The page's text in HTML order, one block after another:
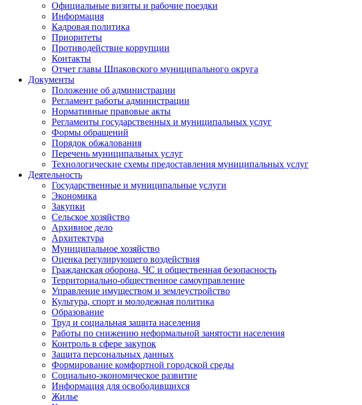
Официальные визиты и рабочие поездки
Информация
Кадровая политика
Приоритеты
Противодействие коррупции
Контакты
Отчет главы Шпаковского муниципального округа
Документы
Положение об администрации
Регламент работы администрации
Нормативные правовые акты
Регламенты государственных и муниципальных услуг
Формы обращений
Порядок обжалования
Перечень муниципальных услуг
Технологические схемы предоставления муниципальных услуг
Деятельность
Государственные и муниципальные услуги
Экономика
Закупки
Сельское хозяйство
Архивное дело
Архитектура
Муниципальное хозяйство
Оценка регулирующего воздействия
Гражданская оборона, ЧС и общественная безопасность
Территориально-общественное самоуправление
Управление имуществом и землеустройство
Культура, спорт и молодежная политика
Образование
Труд и социальная защита населения
Работы по снижению неформальной занятости населения
Контроль в сфере закупок
Защита персональных данных
Формирование комфортной городской среды
Социально-экономическое развитие
Информация для освободившихся
Жилье